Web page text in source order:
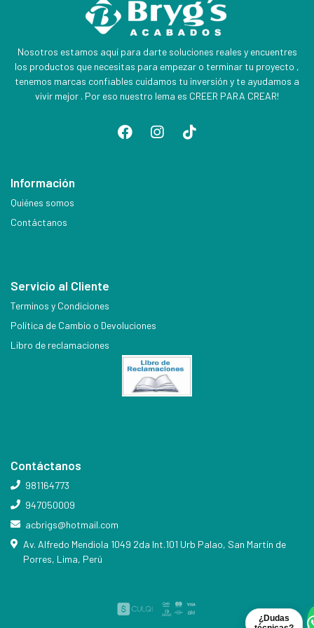
Nosotros estamos aquí para darte soluciones reales y encuentres
los productos que necesitas para empezar o terminar tu proyecto ,
tenemos marcas confiables cuidamos tu inversión y te ayudamos a
vivir mejor . Por eso nuestro lema es CREER PARA CREAR!
¿Dudas
Información
Quiénes somos
Contáctanos
Servicio al Cliente
Terminos y Condiciones
Política de Cambio o Devoluciones
Libro de reclamaciones
Contáctanos
981164773
947050009
acbrigs@hotmail.com
Av. Alfredo Mendiola 1049 2da Int.101 Urb Palao, San Martín de
Porres, Lima, Perú